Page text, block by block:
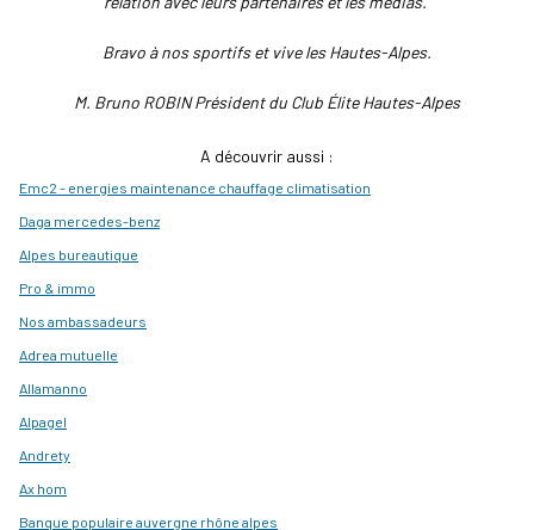
Bravo à nos sportifs et vive les Hautes-Alpes.
M. Bruno ROBIN Président du Club Élite Hautes-Alpes
A découvrir aussi :
Emc2 - energies maintenance chauffage climatisation
Daga mercedes-benz
Alpes bureautique
Pro & immo
Nos ambassadeurs
Adrea mutuelle
Allamanno
Alpagel
Andrety
Ax hom
Banque populaire auvergne rhône alpes